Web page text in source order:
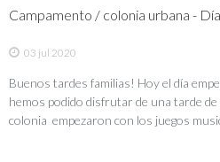
Campamento / colonia urbana -
03 jul 2020
Buenos tardes familias! Hoy el día
hemos podido disfrutar de una tarde de
colonia empezaron con los juegos